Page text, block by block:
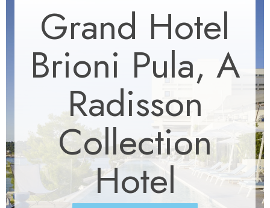
Grand Hotel
Brioni Pula, A
Radisson
Collection
Hotel